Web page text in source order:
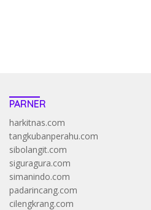
PARNER
harkitnas.com
tangkubanperahu.com
sibolangit.com
siguragura.com
simanindo.com
padarincang.com
cilengkrang.com